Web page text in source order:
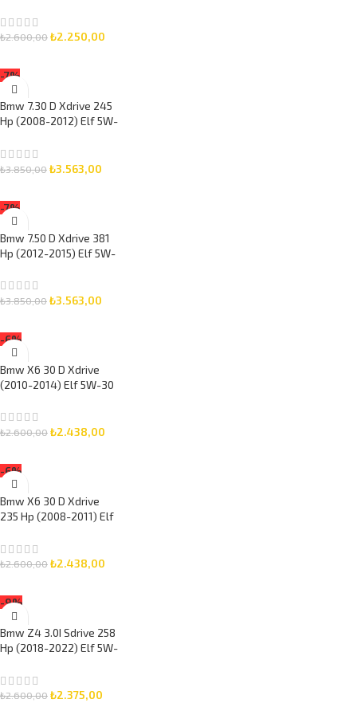
Set
₺2.600,00₺2.250,00
-7%
Bmw 7.30 D Xdrive 245
Hp (2008-2012) Elf 5W-
Bakım Seti 3 Parça Set
₺3.850,00₺3.563,00
-7%
Bmw 7.50 D Xdrive 381
Hp (2012-2015) Elf 5W-
Bakım Seti 3 Parça Set
₺3.850,00₺3.563,00
-6%
Bmw X6 30 D Xdrive
(2010-2014) Elf 5W-30
Bakım Seti 3 Parça Set
₺2.600,00₺2.438,00
-6%
Bmw X6 30 D Xdrive
235 Hp (2008-2011) Elf
Yağlı Bakım Seti 3 Parça
Set
₺2.600,00₺2.438,00
-9%
Bmw Z4 3.0I Sdrive 258
Hp (2018-2022) Elf 5W-
Bakım Seti 3 Parça Set
₺2.600,00₺2.375,00